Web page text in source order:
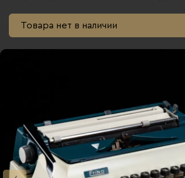
Товара нет в наличии